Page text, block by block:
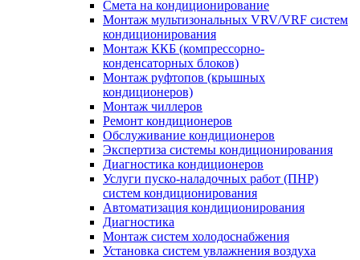
Смета на кондиционирование
Монтаж мультизональных VRV/VRF систем
кондиционирования
Монтаж ККБ (компрессорно-
конденсаторных блоков)
Монтаж руфтопов (крышных
кондиционеров)
Монтаж чиллеров
Ремонт кондиционеров
Обслуживание кондиционеров
Экспертиза системы кондиционирования
Диагностика кондиционеров
Услуги пуско-наладочных работ (ПНР)
систем кондиционирования
Автоматизация кондиционирования
Диагностика
Монтаж систем холодоснабжения
Установка систем увлажнения воздуха